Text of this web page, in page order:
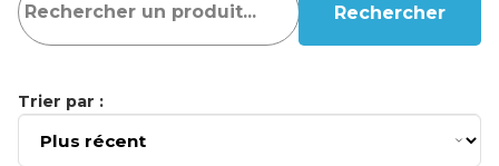
Rechercher
Trier par :